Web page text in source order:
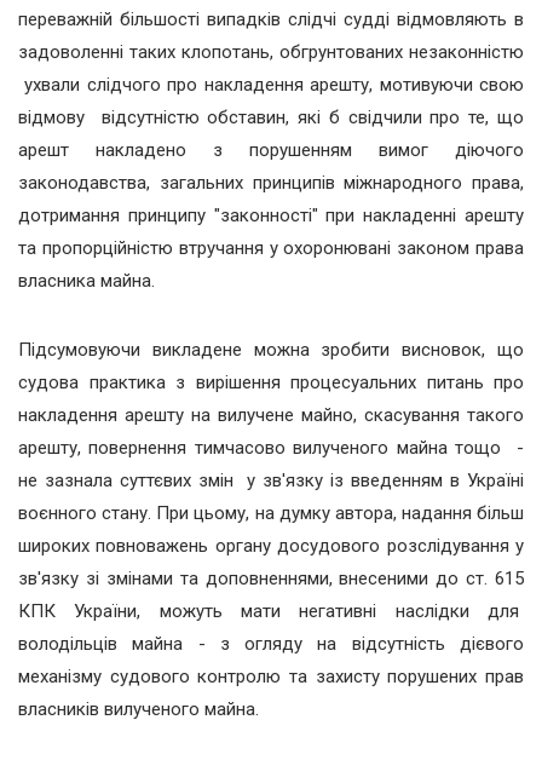
переважній більшості випадків слідчі судді відмовляють в
задоволенні таких клопотань, обгрунтованих незаконністю
ухвали слідчого про накладення арешту, мотивуючи свою
відмову відсутністю обставин, які б свідчили про те, що
арешт накладено з порушенням вимог діючого
законодавства, загальних принципів міжнародного права,
дотримання принципу "законності" при накладенні арешту
та пропорційністю втручання у охоронювані законом права
власника майна.
Підсумовуючи викладене можна зробити висновок, що
судова практика з вирішення процесуальних питань про
накладення арешту на вилучене майно, скасування такого
арешту, повернення тимчасово вилученого майна тощо -
не зазнала суттєвих змін у зв'язку із введенням в Україні
воєнного стану. При цьому, на думку автора, надання більш
широких повноважень органу досудового розслідування у
зв'язку зі змінами та доповненнями, внесеними до ст. 615
КПК України, можуть мати негативні наслідки для
володільців майна - з огляду на відсутність дієвого
механізму судового контролю та захисту порушених прав
власників вилученого майна.